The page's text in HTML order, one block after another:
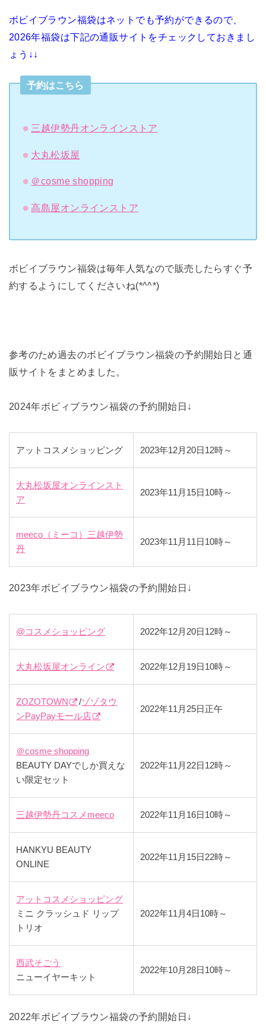
ボビイブラウン福袋はネットでも予約ができるので、
2026年福袋は下記の通販サイトをチェックしておきまし
ょう↓↓
予約はこちら
三越伊勢丹オンラインストア
大丸松坂屋
＠cosme shopping
高島屋オンラインストア
ボビイブラウン福袋は毎年人気なので販売したらすぐ予
約するようにしてくださいね(*^^*)
参考のため過去のボビイブラウン福袋の予約開始日と通
販サイトをまとめました。
2024年ボビィブラウン福袋の予約開始日↓
アットコスメショッピング 2023年12月20日12時～
大丸松坂屋オンラインスト
ア
2023年11月15日10時～
meeco（ミーコ）三越伊勢
丹
2023年11月11日10時～
2023年ボビイブラウン福袋の予約開始日↓
@コスメショッピング 2022年12月20日12時～
大丸松坂屋オンライン 2022年12月19日10時～
ZOZOTOWN /ゾゾタウ
ンPayPayモール店
2022年11月25日正午
＠cosme shopping
BEAUTY DAYでしか買えな
い限定セット
2022年11月22日12時～
三越伊勢丹コスメmeeco 2022年11月16日10時～
HANKYU BEAUTY
ONLINE
2022年11月15日22時～
アットコスメショッピング
ミニ クラッシュド リップ
トリオ
2022年11月4日10時～
西武そごう
ニューイヤーキット
2022年10月28日10時～
2022年ボビイブラウン福袋の予約開始日↓